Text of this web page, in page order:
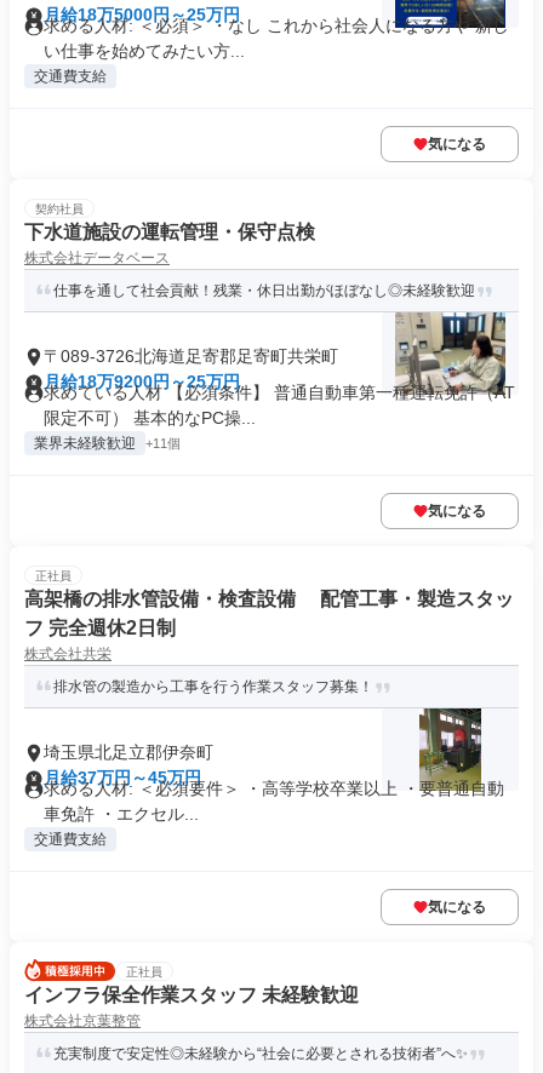
月給18万5000円～25万円
求める人材: ＜必須＞ ・なし これから社会人になる方や 新し
い仕事を始めてみたい方...
交通費支給
気になる
契約社員
下水道施設の運転管理・保守点検
株式会社データベース
仕事を通して社会貢献！残業・休日出勤がほぼなし◎未経験歓迎
〒089-3726北海道足寄郡足寄町共栄町
月給18万9200円～25万円
求めている人材 【必須条件】 普通自動車第一種運転免許（AT
限定不可） 基本的なPC操...
業界未経験歓迎 +11個
気になる
正社員
高架橋の排水管設備・検査設備 配管工事・製造スタッ
フ 完全週休2日制
株式会社共栄
排水管の製造から工事を行う作業スタッフ募集！
埼玉県北足立郡伊奈町
月給37万円～45万円
求める人材: ＜必須要件＞ ・高等学校卒業以上 ・要普通自動
車免許 ・エクセル...
交通費支給
気になる
正社員
インフラ保全作業スタッフ 未経験歓迎
株式会社京葉整管
充実制度で安定性◎未経験から“社会に必要とされる技術者”へ✨